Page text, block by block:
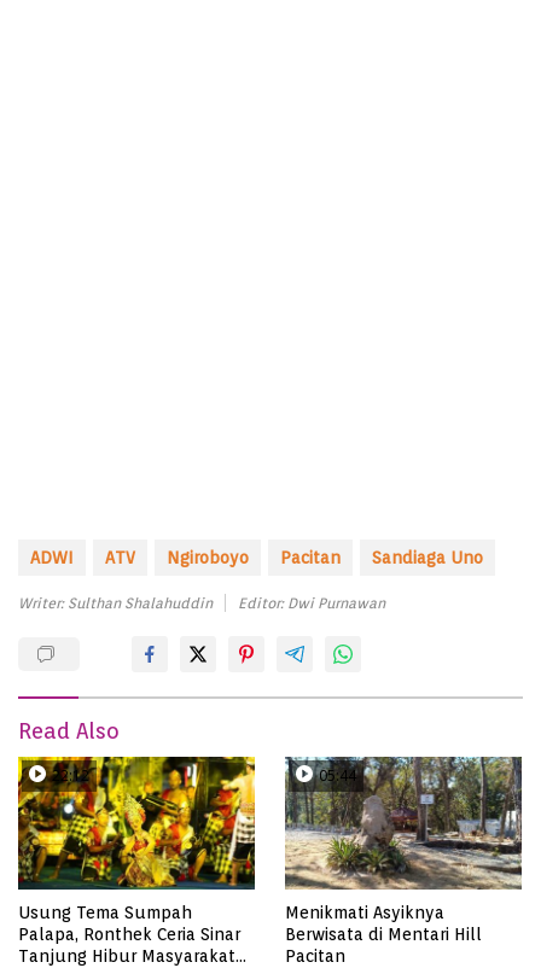
ADWI ATV Ngiroboyo Pacitan Sandiaga Uno
Writer: Sulthan Shalahuddin Editor: Dwi Purnawan
Read Also
22:12
Usung Tema Sumpah
Palapa, Ronthek Ceria Sinar
Tanjung Hibur Masyarakat
05:44
Menikmati Asyiknya
Berwisata di Mentari Hill
Pacitan